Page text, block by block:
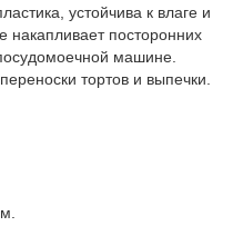
устойчива к влаге и
посторонних
машине.
тортов и выпечки.